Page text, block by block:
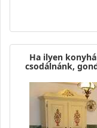
Ha ilyen
csodálnánk,